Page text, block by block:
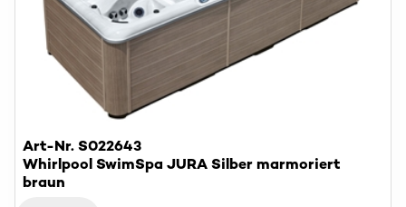
Art-Nr. S022643
Whirlpool SwimSpa JURA Silber marmoriert
braun